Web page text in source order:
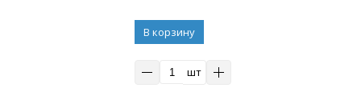
В корзину
шт